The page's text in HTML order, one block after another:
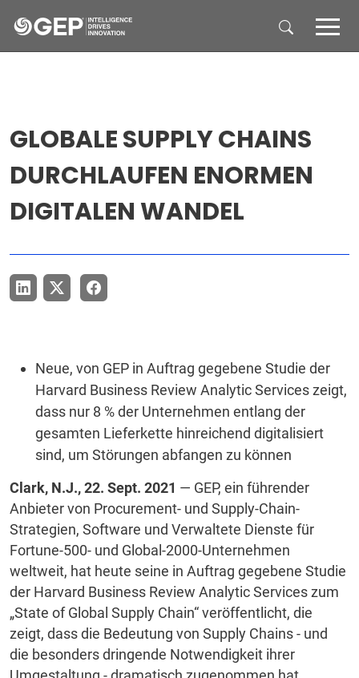
GLOBALE SUPPLY CHAINS
DURCHLAUFEN ENORMEN
DIGITALEN WANDEL
Neue, von GEP in Auftrag gegebene Studie der
Harvard Business Review Analytic Services zeigt,
dass nur 8 % der Unternehmen entlang der
gesamten Lieferkette hinreichend digitalisiert
sind, um Störungen abfangen zu können
Clark, N.J., 22. Sept. 2021 — GEP, ein führender
Anbieter von Procurement- und Supply-Chain-
Strategien, Software und Verwaltete Dienste für
Fortune-500- und Global-2000-Unternehmen
weltweit, hat heute seine in Auftrag gegebene Studie
der Harvard Business Review Analytic Services zum
„State of Global Supply Chain“ veröffentlicht, die
zeigt, dass die Bedeutung von Supply Chains - und
die besonders dringende Notwendigkeit ihrer